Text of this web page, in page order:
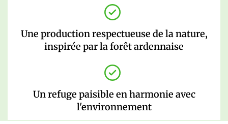
Une production respectueuse de la nature,
inspirée par la forêt ardennaise
Un refuge paisible en harmonie avec
l'environnement